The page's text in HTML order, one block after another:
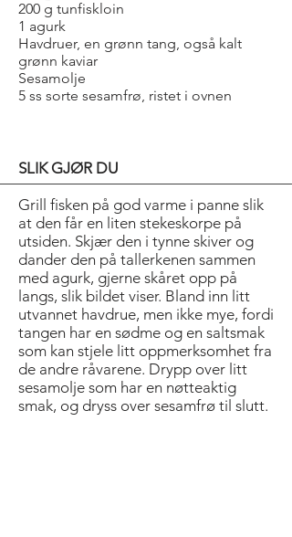
200 g tunfiskloin
1 agurk
Havdruer, en grønn tang, også kalt
grønn kaviar
Sesamolje
5 ss sorte sesamfrø, ristet i ovnen
SLIK GJØR DU
Grill fisken på god varme i panne slik
at den får en liten stekeskorpe på
utsiden. Skjær den i tynne skiver og
dander den på tallerkenen sammen
med agurk, gjerne skåret opp på
langs, slik bildet viser. Bland inn litt
utvannet havdrue, men ikke mye, fordi
tangen har en sødme og en saltsmak
som kan stjele litt oppmerksomhet fra
de andre råvarene. Drypp over litt
sesamolje som har en nøtteaktig
smak, og dryss over sesamfrø til slutt.